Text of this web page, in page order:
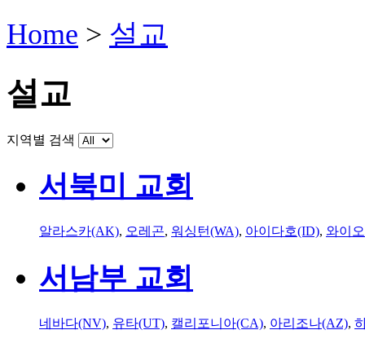
Home > 설교
설교
지역별 검색
서북미 교회
알라스카(AK), 오레곤, 워싱턴(WA), 아이다호(ID), 와이
서남부 교회
네바다(NV), 유타(UT), 캘리포니아(CA), 아리조나(AZ),